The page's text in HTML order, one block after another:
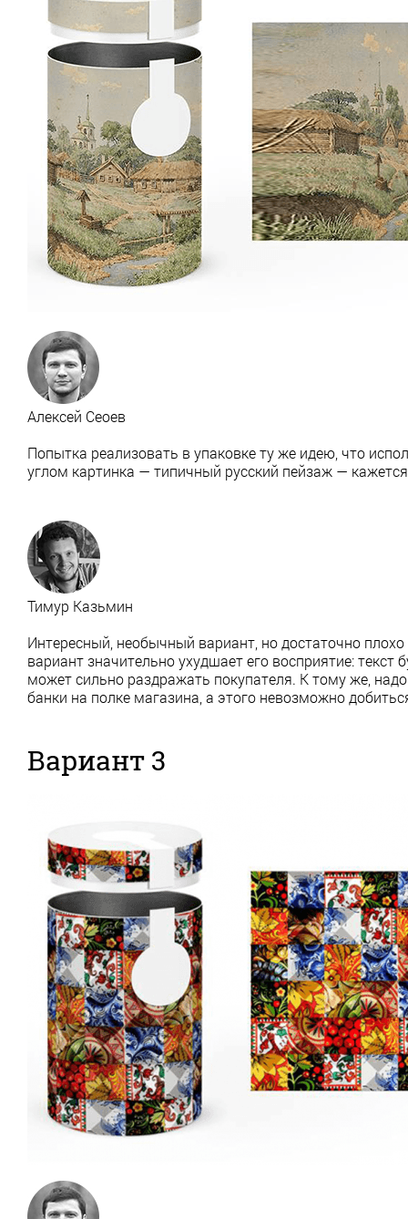
Алексей Сеоев
Попытка реализовать в упаковке ту же идею, что
углом картинка — типичный русский пейзаж —
Тимур Казьмин
Интересный, необычный вариант, но достаточно
вариант значительно ухудшает его восприятие:
может сильно раздражать покупателя. К тому же,
банки на полке магазина, а этого невозможно
Вариант 3